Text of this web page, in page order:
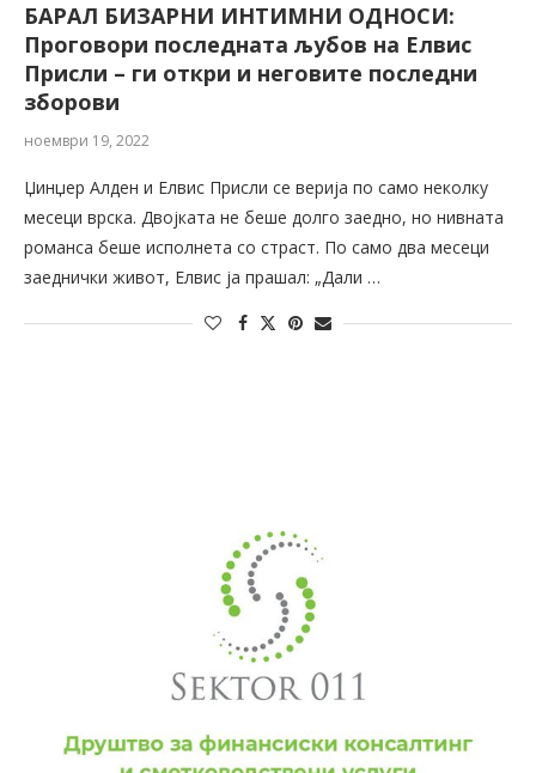
БАРАЛ БИЗАРНИ ИНТИМНИ ОДНОСИ:
Проговори последната љубов на Елвис
Присли – ги откри и неговите последни
зборови
ноември 19, 2022
Џинџер Алден и Елвис Присли се верија по само неколку
месеци врска. Двојката не беше долго заедно, но нивната
романса беше исполнета со страст. По само два месеци
заеднички живот, Елвис ја прашал: „Дали …